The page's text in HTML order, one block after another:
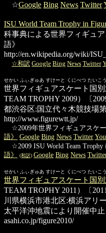
☆Google Bing News Twitter
ISU World Team Trophy in
科事典による世界フィギュ
語》
http://en.wikipedia.org/wiki/
☆和訳 Google Bing News Twitter
せかい ふぃぎゅあ すけーと くにべつ たいこ
世界フィギュアスケート国別
TEAM TROPHY 2009）〔
都渋谷区:国立代々木競技場
http://www.figurewtt.jp/
☆2009年世界フィギュアスケ
語》
Google Bing News Twitter
☆2009 ISU World Team Trophy
語》
(和訳) Google Bing News
せかい ふぃぎゅあ すけーと くにべつ たいこ
世界フィギュアスケート国別
TEAM TROPHY 2011）〔
川県横浜市港北区:横浜アリ
太平洋沖地震により開催中止
asahi.co.jp/figure2010/